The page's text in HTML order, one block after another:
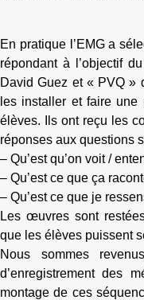
En pratique l’EMG a
répondant à l’objectif
David Guez et « PVQ »
les installer et faire
élèves. Ils ont reçu les
réponses aux questions
– Qu’est qu’on voit /
– Qu’est ce que ça
– Qu’est ce que je
Les œuvres sont
que les élèves puissent
Nous sommes
d’enregistrement des
montage de ces